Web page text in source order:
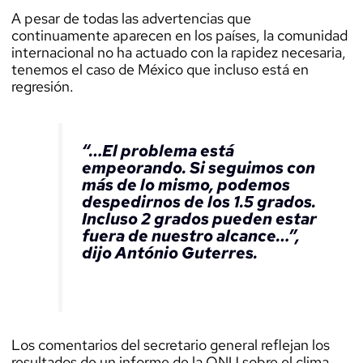
A pesar de todas las advertencias que
continuamente aparecen en los países, la comunidad
internacional no ha actuado con la rapidez necesaria,
tenemos el caso de México que incluso está en
regresión.
“…El problema está
empeorando. Si seguimos con
más de lo mismo, podemos
despedirnos de los 1.5 grados.
Incluso 2 grados pueden estar
fuera de nuestro alcance…”,
dijo António Guterres.
Los comentarios del secretario general reflejan los